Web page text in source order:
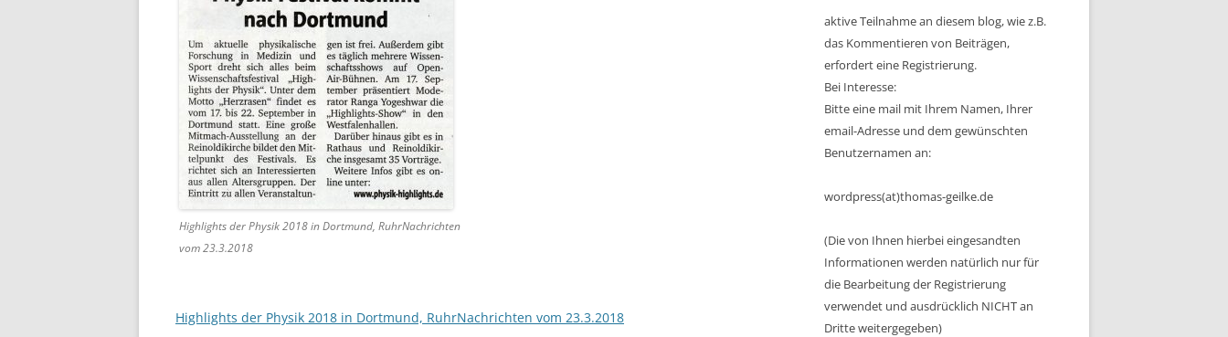
Highlights der Physik 2018 in Dortmund, RuhrNachrichten
vom 23.3.2018
Highlights der Physik 2018 in Dortmund, RuhrNachrichten vom 23.3.2018
aktive Teilnahme an diesem blog, wie z.B.
das Kommentieren von Beiträgen,
erfordert eine Registrierung.
Bei Interesse:
Bitte eine mail mit Ihrem Namen, Ihrer
email-Adresse und dem gewünschten
Benutzernamen an:
wordpress(at)thomas-geilke.de
(Die von Ihnen hierbei eingesandten
Informationen werden natürlich nur für
die Bearbeitung der Registrierung
verwendet und ausdrücklich NICHT an
Dritte weitergegeben)